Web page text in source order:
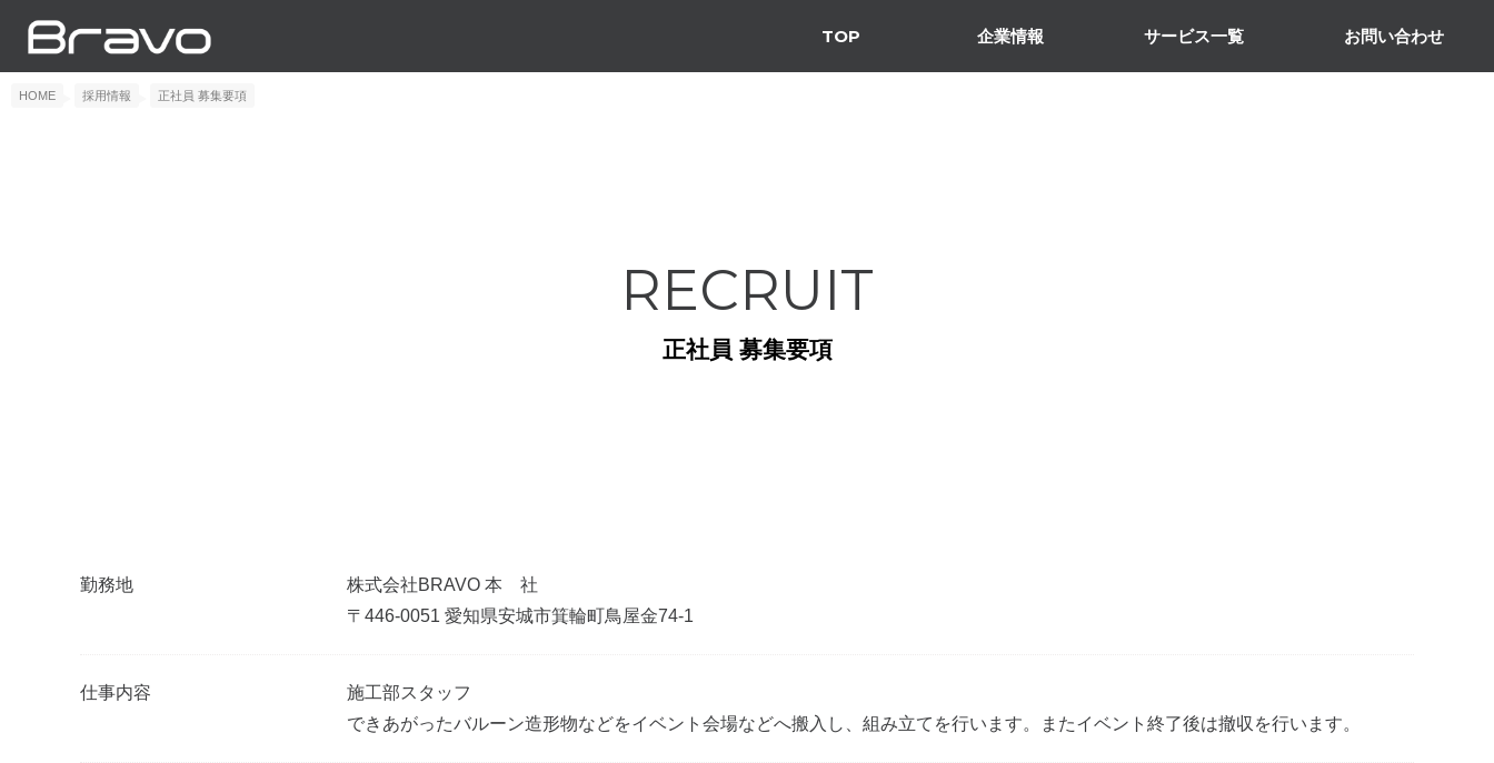
お問い合わせ
サービス一覧
企業情報
TOP
HOME 採用情報 正社員 募集要項
RECRUIT
正社員 募集要項
勤務地
株式会社BRAVO 本 社
〒446-0051 愛知県安城市箕輪町鳥屋金74-1
仕事内容
施工部スタッフ
できあがったバルーン造形物などをイベント会場などへ搬入し、組み立てを行います。またイベント終了後は撤収を行います。